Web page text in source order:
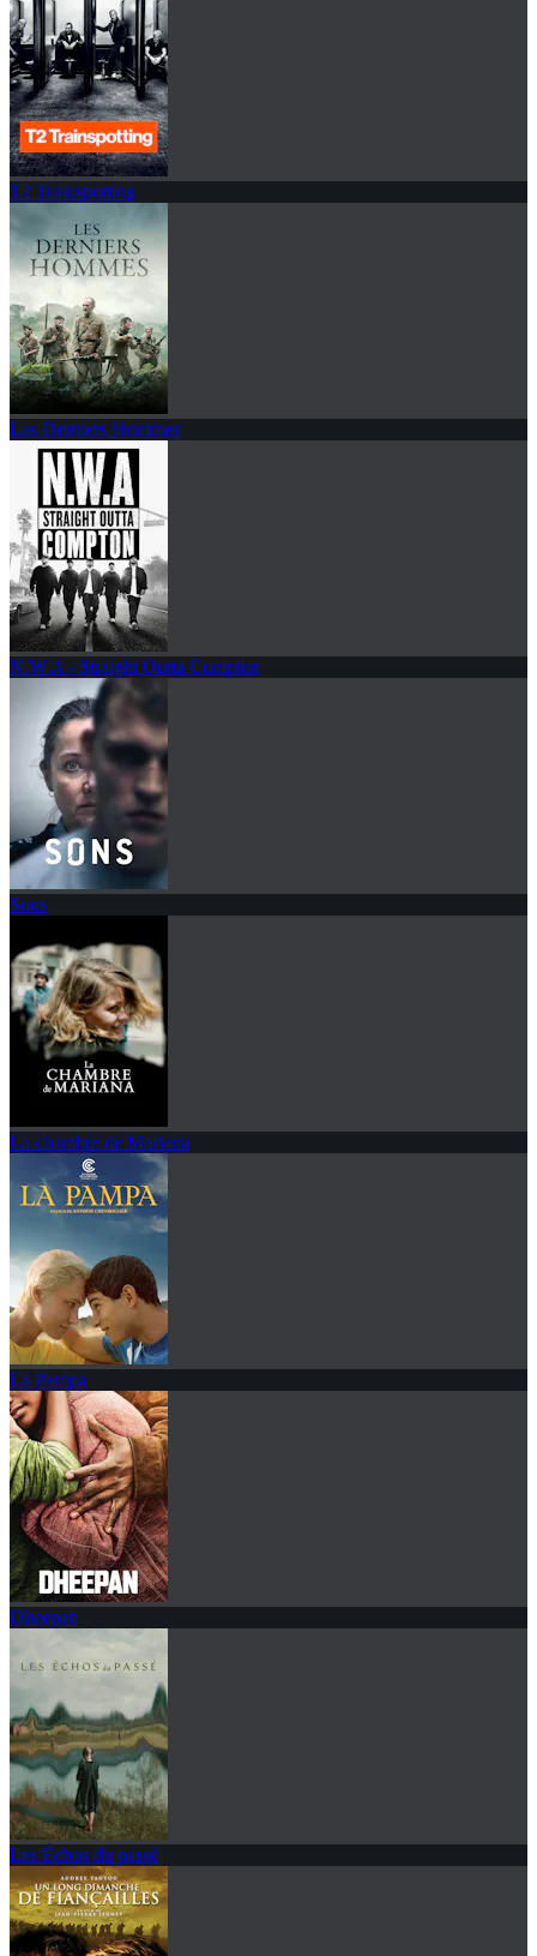
T2 Trainspotting
Les Derniers Hommes
N.W.A - Straight Outta Compton
Sons
La chambre de Mariana
La Pampa
Dheepan
Les Échos du passé